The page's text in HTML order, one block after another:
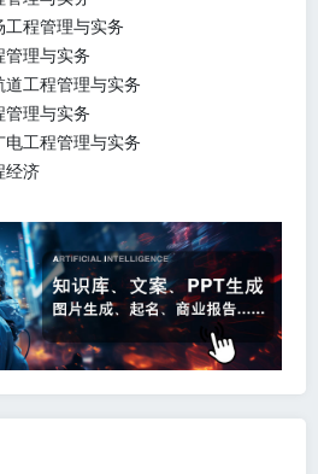
工程管理与实务
管理与实务
道工程管理与实务
管理与实务
电工程管理与实务
经济